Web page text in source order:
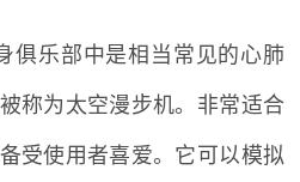
俱乐部中是相当常见的心肺
称为太空漫步机。非常适合
受使用者喜爱。它可以模拟